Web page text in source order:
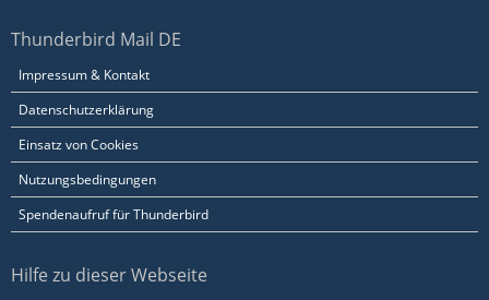
Thunderbird Mail DE
Impressum & Kontakt
Datenschutzerklärung
Einsatz von Cookies
Nutzungsbedingungen
Spendenaufruf für Thunderbird
Hilfe zu dieser Webseite